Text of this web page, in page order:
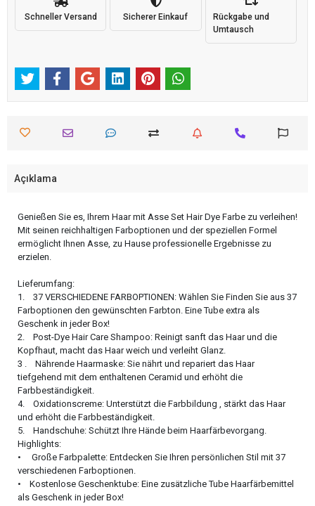
Schneller Versand Sicherer Einkauf
Rückgabe und
Umtausch
Açıklama
Genießen Sie es, Ihrem Haar mit Asse Set Hair Dye Farbe zu verleihen!
Mit seinen reichhaltigen Farboptionen und der speziellen Formel
ermöglicht Ihnen Asse, zu Hause professionelle Ergebnisse zu
erzielen.
Lieferumfang:
1. 37 VERSCHIEDENE FARBOPTIONEN: Wählen Sie Finden Sie aus 37
Farboptionen den gewünschten Farbton. Eine Tube extra als
Geschenk in jeder Box!
2. Post-Dye Hair Care Shampoo: Reinigt sanft das Haar und die
Kopfhaut, macht das Haar weich und verleiht Glanz.
3 . Nährende Haarmaske: Sie nährt und repariert das Haar
tiefgehend mit dem enthaltenen Ceramid und erhöht die
Farbbeständigkeit.
4. Oxidationscreme: Unterstützt die Farbbildung , stärkt das Haar
und erhöht die Farbbeständigkeit.
5. Handschuhe: Schützt Ihre Hände beim Haarfärbevorgang.
Highlights:
• Große Farbpalette: Entdecken Sie Ihren persönlichen Stil mit 37
verschiedenen Farboptionen.
• Kostenlose Geschenktube: Eine zusätzliche Tube Haarfärbemittel
als Geschenk in jeder Box!